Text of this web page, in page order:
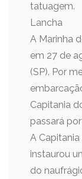
tatuagem.
Lancha
A Marinha
em 27 de
(SP). Por
Capitania
passará
A
instaurou
do